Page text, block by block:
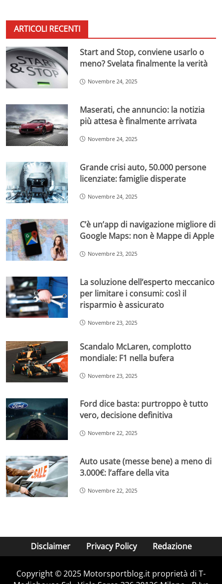
ARTICOLI RECENTI
Start and Stop, conviene usarlo o
meno? Svelata finalmente la verità
Novembre 24, 2025
Maserati, che annuncio: la notizia
più attesa è finalmente arrivata
Novembre 24, 2025
Grande crisi auto, 50.000 persone
licenziate: famiglie disperate
Novembre 24, 2025
C’è un’app di navigazione migliore di
Google Maps: non è Mappe di Apple
Novembre 23, 2025
La soluzione dell’esperto meccanico
per limitare i consumi: così il
risparmio è assicurato
Novembre 23, 2025
Scandalo McLaren, complotto
mondiale: F1 nella bufera
Novembre 23, 2025
Ford dice basta: purtroppo è tutto
vero, decisione definitiva
Novembre 22, 2025
Auto usate (messe bene) a meno di
3.000€: l’affare della vita
Novembre 22, 2025
Disclaimer Privacy Policy Redazione
Copyright © 2025 Motorsportblog.it proprietà di T-